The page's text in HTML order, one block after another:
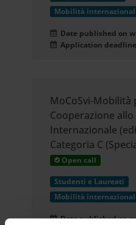
Mobilità
Date published on
Application
MoCoSvi-Mobilità
Cooperazione
Internazionale
Categoria C
Open call
Studenti e Laureati
Mobilità
Date published on